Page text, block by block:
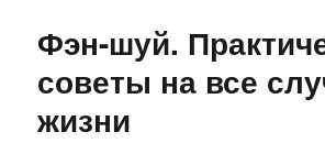
Фэн-шуй.
советы на все
жизни